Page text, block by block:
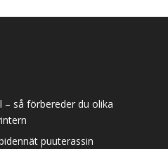
– så förbereder du olika
puuterassin